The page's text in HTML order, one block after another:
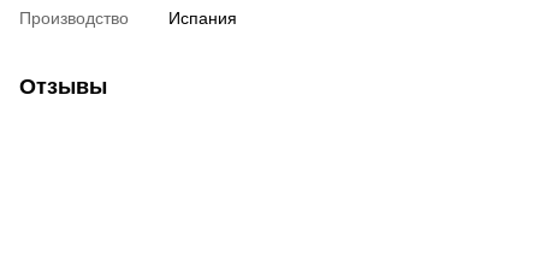
Производство
Испания
Отзывы